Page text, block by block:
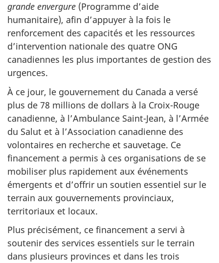
grande envergure (Programme d’aide
humanitaire), afin d’appuyer à la fois le
renforcement des capacités et les ressources
d’intervention nationale des quatre ONG
canadiennes les plus importantes de gestion des
urgences.
À ce jour, le gouvernement du Canada a versé
plus de 78 millions de dollars à la Croix-Rouge
canadienne, à l’Ambulance Saint-Jean, à l’Armée
du Salut et à l’Association canadienne des
volontaires en recherche et sauvetage. Ce
financement a permis à ces organisations de se
mobiliser plus rapidement aux événements
émergents et d’offrir un soutien essentiel sur le
terrain aux gouvernements provinciaux,
territoriaux et locaux.
Plus précisément, ce financement a servi à
soutenir des services essentiels sur le terrain
dans plusieurs provinces et dans les trois